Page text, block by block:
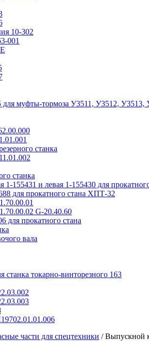
10-302
001
муфты-тормоза У3511, У3512, У3513,
станка
станка
1-155431 и левая 1-155430 для
для прокатного стана ХПТ-32
G-20.40.60
для прокатного стана
вала
токарно-винторезного 163
части для спецтехники /Выпускной